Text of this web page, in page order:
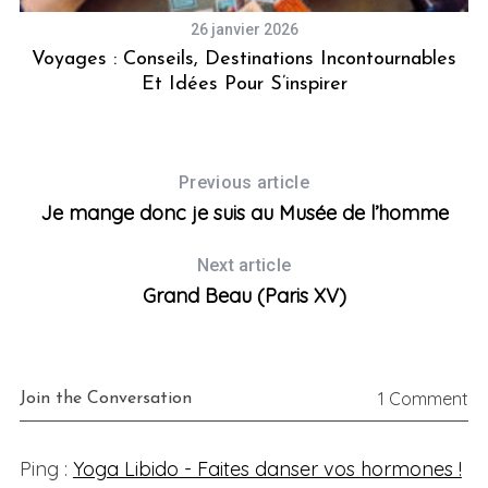
26 janvier 2026
Voyages : Conseils, Destinations Incontournables
Et Idées Pour S’inspirer
Previous article
Je mange donc je suis au Musée de l’homme
Next article
Grand Beau (Paris XV)
Join the Conversation 1 Comment
Ping : Yoga Libido - Faites danser vos hormones !